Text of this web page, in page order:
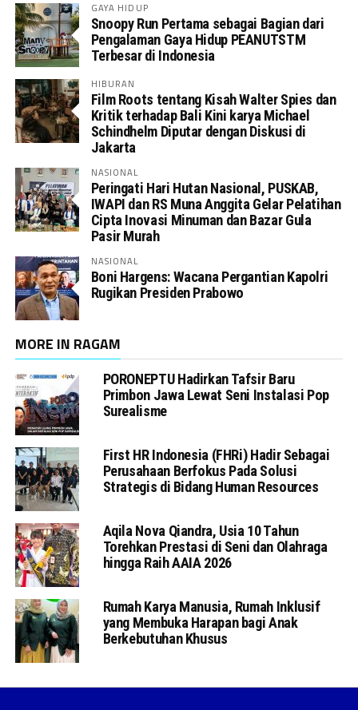
GAYA HIDUP
Snoopy Run Pertama sebagai Bagian dari
Pengalaman Gaya Hidup PEANUTSTM
Terbesar di Indonesia
HIBURAN
Film Roots tentang Kisah Walter Spies dan
Kritik terhadap Bali Kini karya Michael
Schindhelm Diputar dengan Diskusi di
Jakarta
NASIONAL
Peringati Hari Hutan Nasional, PUSKAB,
IWAPI dan RS Muna Anggita Gelar Pelatihan
Cipta Inovasi Minuman dan Bazar Gula
Pasir Murah
NASIONAL
Boni Hargens: Wacana Pergantian Kapolri
Rugikan Presiden Prabowo
MORE IN RAGAM
PORONEPTU Hadirkan Tafsir Baru
Primbon Jawa Lewat Seni Instalasi Pop
Surealisme
First HR Indonesia (FHRi) Hadir Sebagai
Perusahaan Berfokus Pada Solusi
Strategis di Bidang Human Resources
Aqila Nova Qiandra, Usia 10 Tahun
Torehkan Prestasi di Seni dan Olahraga
hingga Raih AAIA 2026
Rumah Karya Manusia, Rumah Inklusif
yang Membuka Harapan bagi Anak
Berkebutuhan Khusus